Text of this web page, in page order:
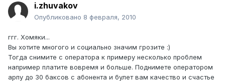
i.zhuvakov
Опубликовано 8 февраля, 2010
ггг. Хомяки...
Вы хотите многого и социально значим грозите :)
Тогда снимите с оператора к примеру несколько проблем
например платите вовремя и больше. Поднимете оператором
арпу до 30 баксов с абонента и булет вам качество и счастье